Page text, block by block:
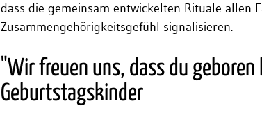
dass die gemeinsam entwickelten Rituale allen
Zusammengehörigkeitsgefühl signalisieren.
"Wir freuen uns, dass du
Geburtstagskinder